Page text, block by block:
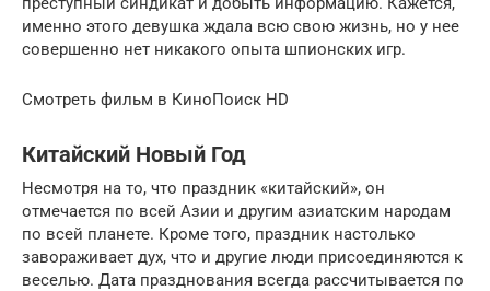
именно этого девушка ждала всю свою жизнь, но у нее
совершенно нет никакого опыта шпионских игр.
Смотреть фильм в КиноПоиск HD
Китайский Новый Год
Несмотря на то, что праздник «китайский», он
отмечается по всей Азии и другим азиатским народам
по всей планете. Кроме того, праздник настолько
завораживает дух, что и другие люди присоединяются к
веселью. Дата празднования всегда рассчитывается по